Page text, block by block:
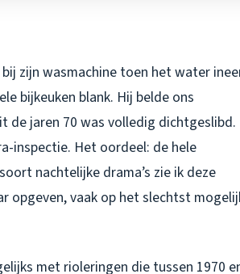
zijn wasmachine toen het water
bijkeuken blank. Hij belde ons
de jaren 70 was volledig dichtgeslibd.
inspectie. Het oordeel: de hele
nachtelijke drama’s zie ik deze
opgeven, vaak op het slechtst
met rioleringen die tussen 1970